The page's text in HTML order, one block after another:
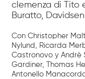
clemenza di Tito
Buratto,
Con Christopher
Nylund, Ricarda
Castronovo y Andrè
Gardiner, Thomas
Antonello